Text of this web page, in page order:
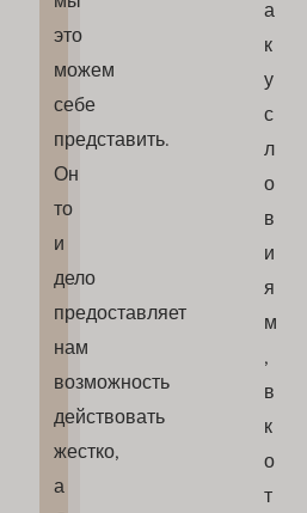
это
можем
себе
представить.
Он
то
и
дело
предоставляет
нам
возможность
действовать
жестко,
а
а
к
у
с
л
о
в
и
я
м
,
в
к
о
т